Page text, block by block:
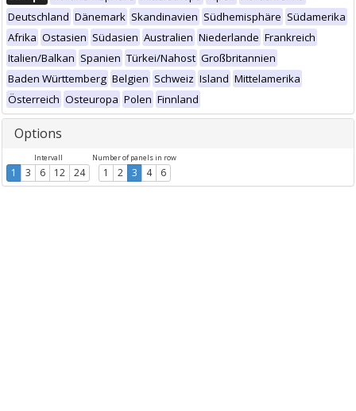
Deutschland Dänemark Skandinavien Südhemisphäre Südamerika
Afrika Ostasien Südasien Australien Niederlande Frankreich
Italien/Balkan Spanien Türkei/Nahost Großbritannien
Baden Württemberg Belgien Schweiz Island Mittelamerika
Österreich Osteuropa Polen Finnland
Options
Intervall
1 3 6 12 24
Number of panels in row
1 2 3 4 6